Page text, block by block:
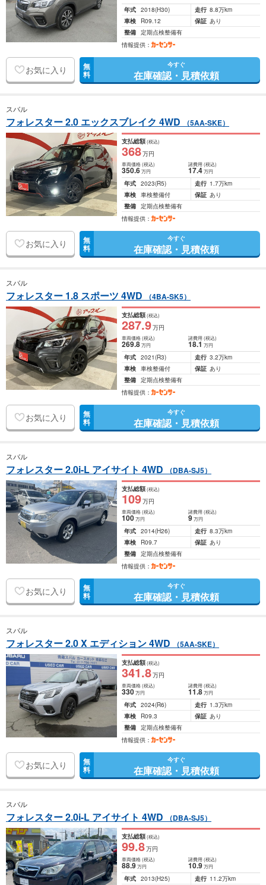
年式 2018(H30) 走行 8.8万km
車検
R09.12 保証 あり
整備 定期点検整備有
情報提供：
お気に入り 無
料
今すぐ
在庫確認・見積依頼
スバル
フォレスター 2.0 エックスブレイク 4WD （5AA-SKE）
支払総額(税込)
368万円
車両価格(税込)
350.6万円
諸費用 (税込)
17.4 万円
年式 2023(R5) 走行 1.7万km
車検 車検整備付 保証 あり
整備 定期点検整備有
情報提供：
お気に入り 無
料
今すぐ
在庫確認・見積依頼
スバル
フォレスター 1.8 スポーツ 4WD （4BA-SK5）
支払総額(税込)
287.9万円
車両価格(税込)
269.8万円
諸費用 (税込)
18.1 万円
年式 2021(R3) 走行 3.2万km
車検 車検整備付 保証 あり
整備 定期点検整備有
情報提供：
お気に入り 無
料
今すぐ
在庫確認・見積依頼
スバル
フォレスター 2.0i-L アイサイト 4WD （DBA-SJ5）
支払総額(税込)
109万円
車両価格(税込)
100万円
諸費用 (税込)
9 万円
年式 2014(H26) 走行 8.3万km
車検
R09.7 保証 あり
整備 定期点検整備有
情報提供：
お気に入り 無
料
今すぐ
在庫確認・見積依頼
スバル
フォレスター 2.0 X エディション 4WD （5AA-SKE）
支払総額(税込)
341.8万円
車両価格(税込)
330万円
諸費用 (税込)
11.8 万円
年式 2024(R6) 走行 1.3万km
車検
R09.3 保証 あり
整備 定期点検整備有
情報提供：
お気に入り 無
料
今すぐ
在庫確認・見積依頼
スバル
フォレスター 2.0i-L アイサイト 4WD （DBA-SJ5）
支払総額(税込)
99.8万円
車両価格(税込)
88.9万円
諸費用 (税込)
10.9 万円
年式 2013(H25) 走行 11.2万km